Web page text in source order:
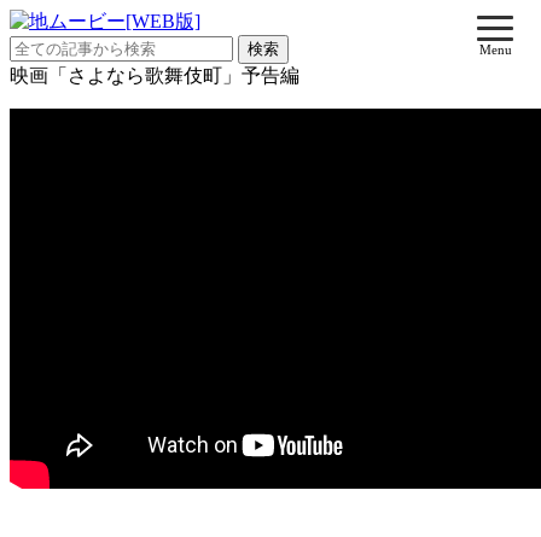
Menu
映画「さよなら歌舞伎町」予告編